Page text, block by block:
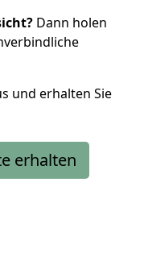
Dann holen
und erhalten Sie
erhalten